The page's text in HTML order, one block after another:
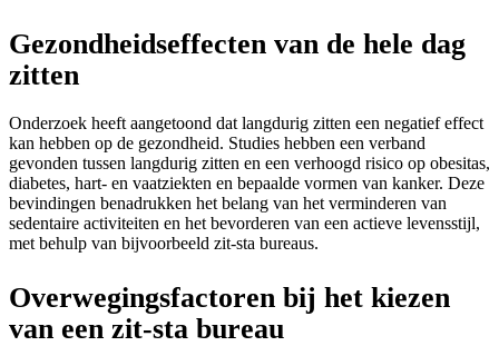
Gezondheidseffecten van de hele dag
zitten
Onderzoek heeft aangetoond dat langdurig zitten een negatief effect
kan hebben op de gezondheid. Studies hebben een verband
gevonden tussen langdurig zitten en een verhoogd risico op obesitas,
diabetes, hart- en vaatziekten en bepaalde vormen van kanker. Deze
bevindingen benadrukken het belang van het verminderen van
sedentaire activiteiten en het bevorderen van een actieve levensstijl,
met behulp van bijvoorbeeld zit-sta bureaus.
Overwegingsfactoren bij het kiezen
van een zit-sta bureau